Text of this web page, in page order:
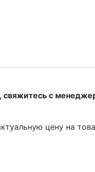
свяжитесь с
цену на